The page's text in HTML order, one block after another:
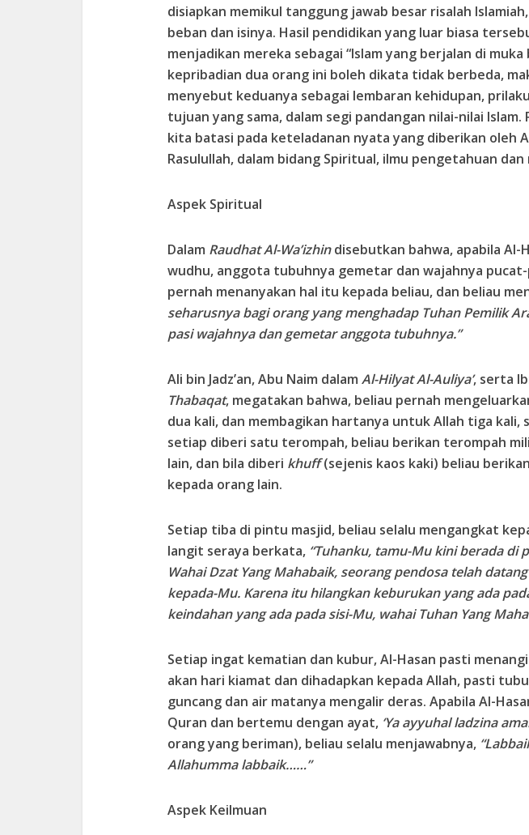
disiapkan memikul tanggung jawab besar risalah
beban dan isinya. Hasil pendidikan yang luar biasa
menjadikan mereka sebagai “Islam yang berjalan di muka
kepribadian dua orang ini boleh dikata tidak berbeda,
menyebut keduanya sebagai lembaran kehidupan,
tujuan yang sama, dalam segi pandangan nilai-nilai Islam.
kita batasi pada keteladanan nyata yang diberikan oleh
Rasulullah, dalam bidang Spiritual, ilmu pengetahuan dan
Aspek Spiritual
Dalam Raudhat Al-Wa’izhindisebutkan bahwa, apabila Al-
wudhu, anggota tubuhnya gemetar dan wajahnya pucat-
pernah menanyakan hal itu kepada beliau, dan beliau
seharusnya bagi orang yang menghadap Tuhan Pemilik
pasi wajahnya dan gemetar anggota tubuhnya.”
Ali bin Jadz’an, Abu Naim dalam Al-Hilyat Al-Auliya’, serta
Thabaqat, megatakan bahwa, beliau pernah
dua kali, dan membagikan hartanya untuk Allah tiga kali,
setiap diberi satu terompah, beliau berikan terompah
lain, dan bila diberi khuff(sejenis kaos kaki) beliau
kepada orang lain.
Setiap tiba di pintu masjid, beliau selalu mengangkat
langit seraya berkata, “Tuhanku, tamu-Mu kini berada di
Wahai Dzat Yang Mahabaik, seorang pendosa telah
kepada-Mu. Karena itu hilangkan keburukan yang ada
keindahan yang ada pada sisi-Mu, wahai Tuhan Yang
Setiap ingat kematian dan kubur, Al-Hasan pasti
akan hari kiamat dan dihadapkan kepada Allah, pasti
guncang dan air matanya mengalir deras. Apabila Al-
Quran dan bertemu dengan ayat, ‘Ya ayyuhal ladzina
orang yang beriman), beliau selalu menjawabnya,
Allahumma labbaik……”
Aspek Keilmuan